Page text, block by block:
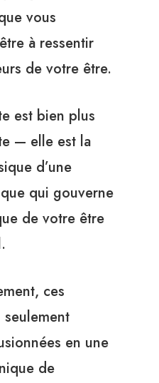
vous
à ressentir
de votre être.
est bien plus
— elle est la
d’une
qui gouverne
de votre être
ces
en une
de